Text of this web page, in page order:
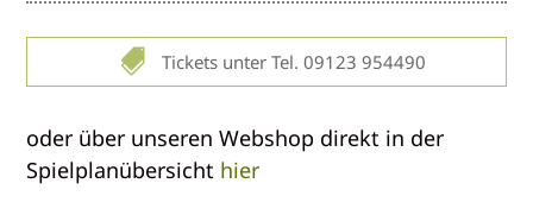
 Tickets unter Tel. 09123 954490
oder über unseren Webshop direkt in der
Spielplanübersicht hier